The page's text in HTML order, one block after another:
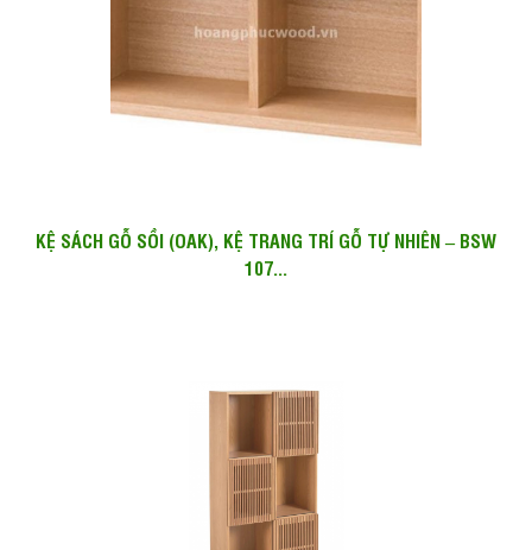
KỆ SÁCH GỖ SỒI (OAK), KỆ TRANG TRÍ GỖ TỰ NHIÊN – BSW
107...